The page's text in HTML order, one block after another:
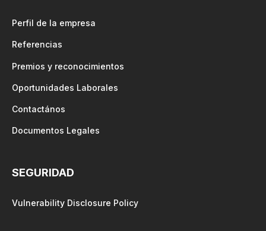
Perfil de la empresa
Referencias
Premios y reconocimientos
Oportunidades Laborales
Contactános
Documentos Legales
SEGURIDAD
Vulnerability Disclosure Policy